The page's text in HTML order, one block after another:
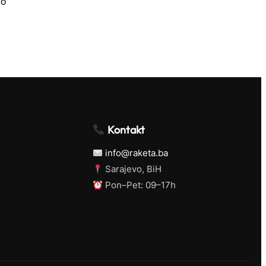
Kontakt
info@raketa.ba
Sarajevo, BiH
Pon–Pet: 09–17h